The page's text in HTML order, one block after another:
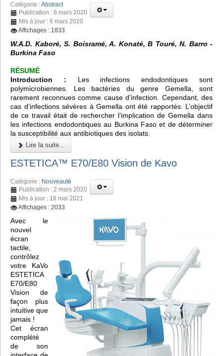
Catégorie :Abstract
Publication : 6 mars 2020
Mis à jour : 6 mars 2020
Affichages : 1833
W.A.D. Kaboré, S. Boisramé, A. Konaté, B Touré, N. Barro -
Burkina Faso
RÉSUMÉ
Introduction : Les infections endodontiques sont
polymicrobiennes. Les bactéries du genre Gemella, sont
rarement reconnues comme cause d’infection. Cependant, des
cas d’infections sévères à Gemella ont été rapportés. L’objectif
de ce travail était de rechercher l’implication de Gemella dans
les infections endodontiques au Burkina Faso et de déterminer
la susceptibilité aux antibiotiques des isolats.
Lire la suite...
ESTETICA™️ E70/E80 Vision de Kavo
Catégorie : Nouveauté
Publication : 2 mars 2020
Mis à jour : 18 mai 2021
Affichages : 2033
Avec le
nouvel
écran
tactile,
contrôlez
votre KaVo
ESTETICA
E70/E80
Vision de
façon plus
intuitive que
jamais !
Cet écran
complété
de son